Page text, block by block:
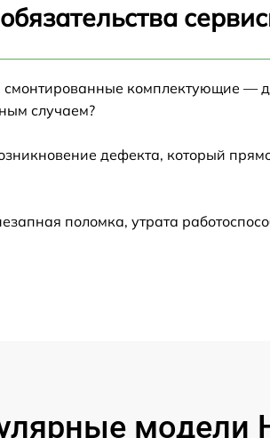
смонтированные комплектующие —
случаем?
дефекта, который
поломка, утрата
модели